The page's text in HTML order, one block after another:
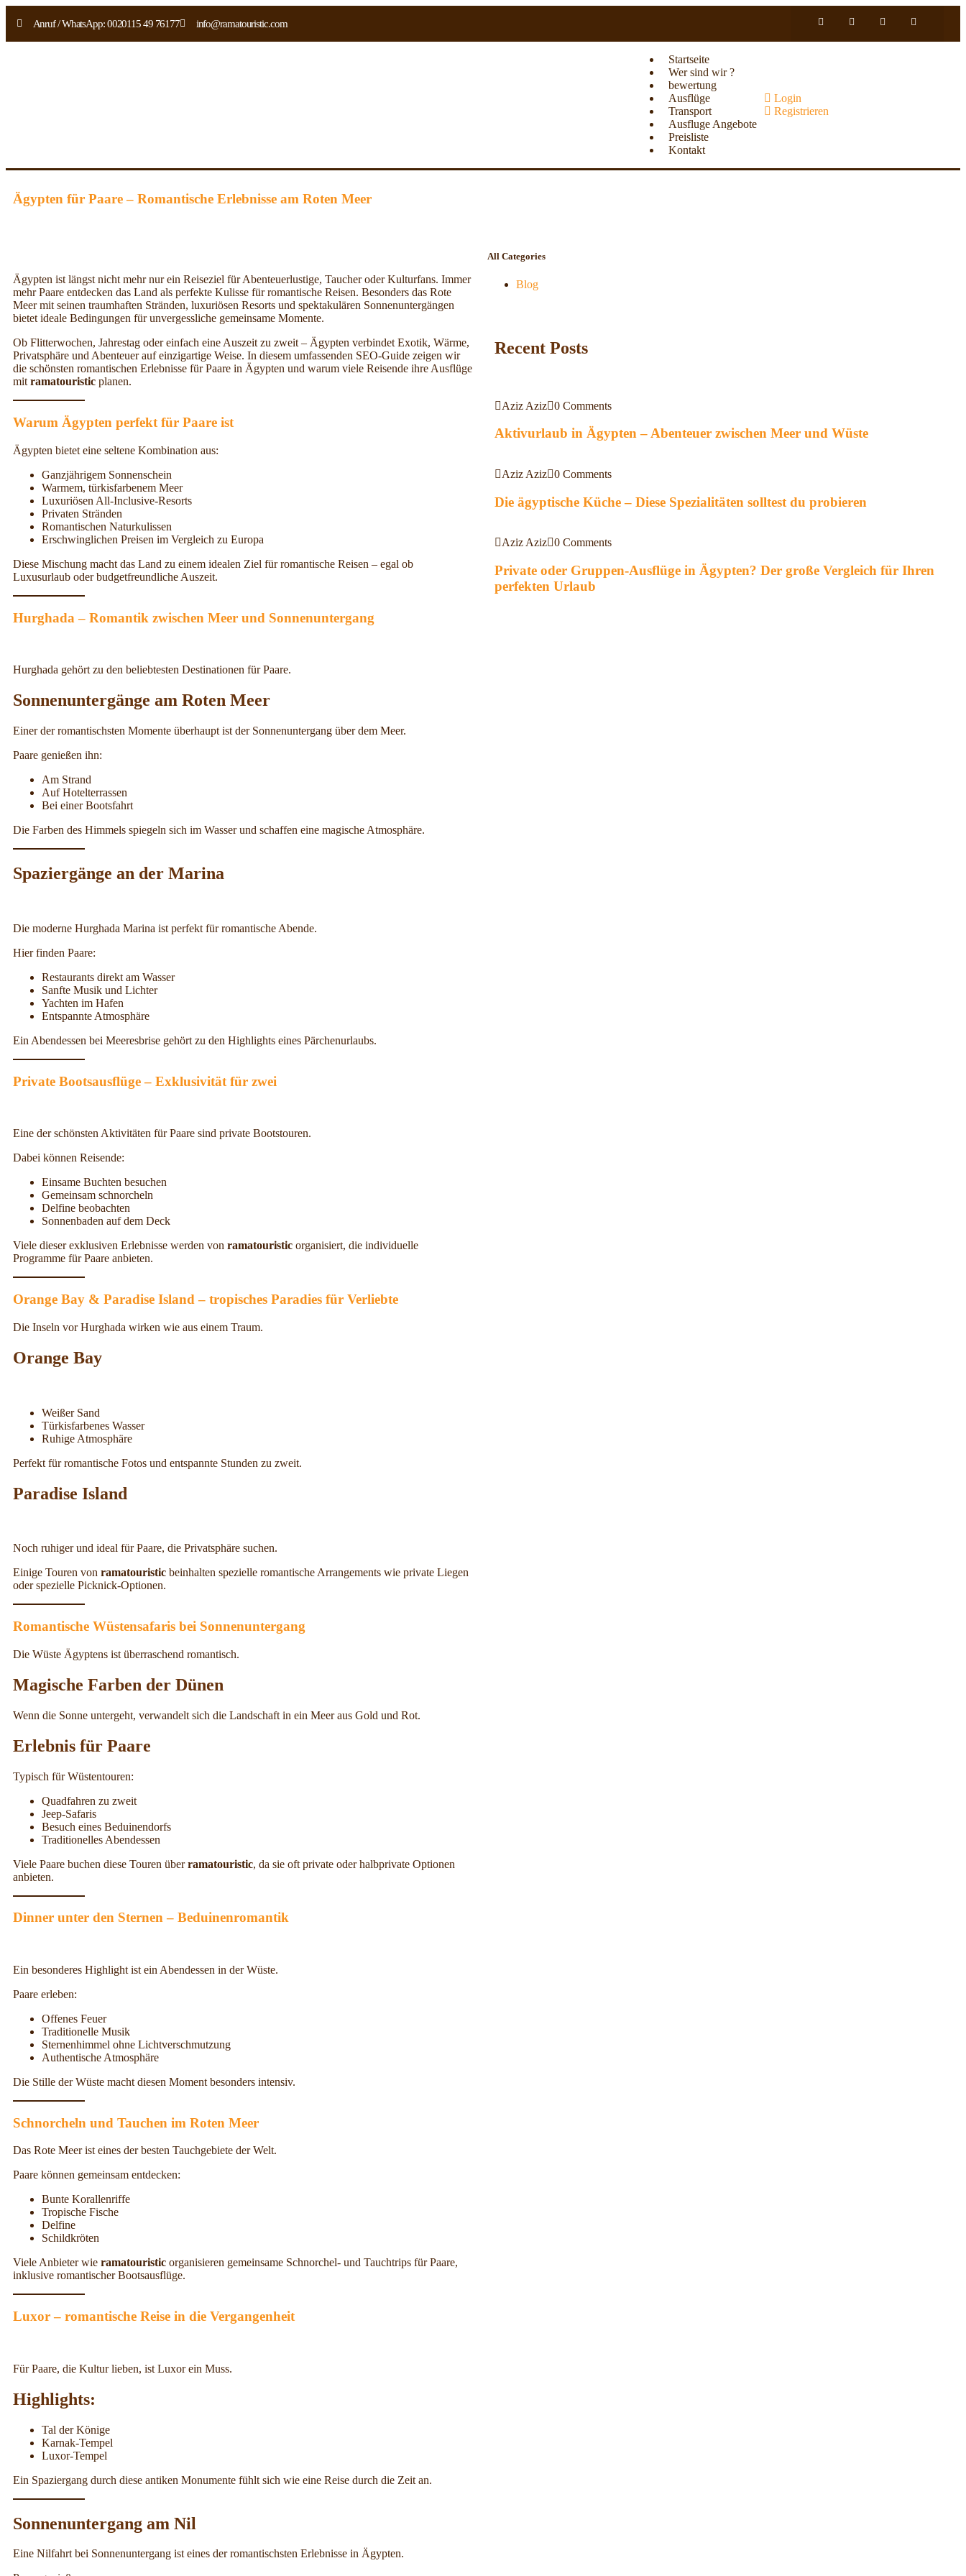
Anruf / WhatsApp: 0020115 49 76177 info@ramatouristic.com
Startseite
Wer sind wir ?
bewertung
Ausflüge
Transport
Ausfluge Angebote
Preisliste
Kontakt
Login
Registrieren
Ägypten für Paare – Romantische Erlebnisse am Roten Meer
Ägypten ist längst nicht mehr nur ein Reiseziel für Abenteuerlustige, Taucher oder Kulturfans. Immer
mehr Paare entdecken das Land als perfekte Kulisse für romantische Reisen. Besonders das Rote
Meer mit seinen traumhaften Stränden, luxuriösen Resorts und spektakulären Sonnenuntergängen
bietet ideale Bedingungen für unvergessliche gemeinsame Momente.
Ob Flitterwochen, Jahrestag oder einfach eine Auszeit zu zweit – Ägypten verbindet Exotik, Wärme,
Privatsphäre und Abenteuer auf einzigartige Weise. In diesem umfassenden SEO-Guide zeigen wir
die schönsten romantischen Erlebnisse für Paare in Ägypten und warum viele Reisende ihre Ausflüge
mitramatouristic planen.
Warum Ägypten perfekt für Paare ist
Ägypten bietet eine seltene Kombination aus:
Ganzjährigem Sonnenschein
Warmem, türkisfarbenem Meer
Luxuriösen All-Inclusive-Resorts
Privaten Stränden
Romantischen Naturkulissen
Erschwinglichen Preisen im Vergleich zu Europa
Diese Mischung macht das Land zu einem idealen Ziel für romantische Reisen – egal ob
Luxusurlaub oder budgetfreundliche Auszeit.
Hurghada – Romantik zwischen Meer und Sonnenuntergang
Hurghada gehört zu den beliebtesten Destinationen für Paare.
Sonnenuntergänge am Roten Meer
Einer der romantischsten Momente überhaupt ist der Sonnenuntergang über dem Meer.
Paare genießen ihn:
Am Strand
Auf Hotelterrassen
Bei einer Bootsfahrt
Die Farben des Himmels spiegeln sich im Wasser und schaffen eine magische Atmosphäre.
Spaziergänge an der Marina
Die moderne Hurghada Marina ist perfekt für romantische Abende.
Hier finden Paare:
Restaurants direkt am Wasser
Sanfte Musik und Lichter
Yachten im Hafen
Entspannte Atmosphäre
Ein Abendessen bei Meeresbrise gehört zu den Highlights eines Pärchenurlaubs.
Private Bootsausflüge – Exklusivität für zwei
Eine der schönsten Aktivitäten für Paare sind private Bootstouren.
Dabei können Reisende:
Einsame Buchten besuchen
Gemeinsam schnorcheln
Delfine beobachten
Sonnenbaden auf dem Deck
Viele dieser exklusiven Erlebnisse werden von ramatouristic organisiert, die individuelle
Programme für Paare anbieten.
Orange Bay & Paradise Island – tropisches Paradies für Verliebte
Die Inseln vor Hurghada wirken wie aus einem Traum.
Orange Bay
Weißer Sand
Türkisfarbenes Wasser
Ruhige Atmosphäre
Perfekt für romantische Fotos und entspannte Stunden zu zweit.
Paradise Island
Noch ruhiger und ideal für Paare, die Privatsphäre suchen.
Einige Touren von ramatouristic beinhalten spezielle romantische Arrangements wie private Liegen
oder spezielle Picknick-Optionen.
Romantische Wüstensafaris bei Sonnenuntergang
Die Wüste Ägyptens ist überraschend romantisch.
Magische Farben der Dünen
Wenn die Sonne untergeht, verwandelt sich die Landschaft in ein Meer aus Gold und Rot.
Erlebnis für Paare
Typisch für Wüstentouren:
Quadfahren zu zweit
Jeep-Safaris
Besuch eines Beduinendorfs
Traditionelles Abendessen
Viele Paare buchen diese Touren überramatouristic, da sie oft private oder halbprivate Optionen
anbieten.
Dinner unter den Sternen – Beduinenromantik
Ein besonderes Highlight ist ein Abendessen in der Wüste.
Paare erleben:
Offenes Feuer
Traditionelle Musik
Sternenhimmel ohne Lichtverschmutzung
Authentische Atmosphäre
Die Stille der Wüste macht diesen Moment besonders intensiv.
Schnorcheln und Tauchen im Roten Meer
Das Rote Meer ist eines der besten Tauchgebiete der Welt.
Paare können gemeinsam entdecken:
Bunte Korallenriffe
Tropische Fische
Delfine
Schildkröten
Viele Anbieter wie ramatouristic organisieren gemeinsame Schnorchel- und Tauchtrips für Paare,
inklusive romantischer Bootsausflüge.
Luxor – romantische Reise in die Vergangenheit
Für Paare, die Kultur lieben, ist Luxor ein Muss.
Highlights:
Tal der Könige
Karnak-Tempel
Luxor-Tempel
Ein Spaziergang durch diese antiken Monumente fühlt sich wie eine Reise durch die Zeit an.
Sonnenuntergang am Nil
Eine Nilfahrt bei Sonnenuntergang ist eines der romantischsten Erlebnisse in Ägypten.
All Categories
Blog
Recent Posts
Aziz Aziz 0 Comments
Aktivurlaub in Ägypten – Abenteuer zwischen Meer und Wüste
Aziz Aziz 0 Comments
Die ägyptische Küche – Diese Spezialitäten solltest du probieren
Aziz Aziz 0 Comments
Private oder Gruppen-Ausflüge in Ägypten? Der große Vergleich für Ihren
perfekten Urlaub